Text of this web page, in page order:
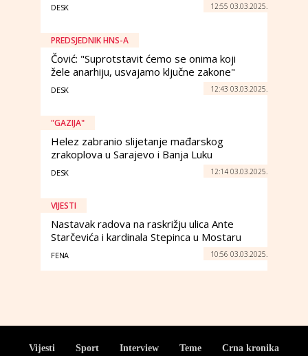
DESK 12:55 03.03.2025.
PREDSJEDNIK HNS-A
Čović: "Suprotstavit ćemo se onima koji
žele anarhiju, usvajamo ključne zakone"
DESK 12:43 03.03.2025.
"GAZIJA"
Helez zabranio slijetanje mađarskog
zrakoplova u Sarajevo i Banja Luku
DESK 12:14 03.03.2025.
VIJESTI
Nastavak radova na raskrižju ulica Ante
Starčevića i kardinala Stepinca u Mostaru
FENA 10:56 03.03.2025.
Vijesti Sport Interview Teme Crna kronika